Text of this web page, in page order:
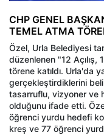
CHP GENEL
TEMEL ATMA
Özel, Urla Belediyesi
düzenlenen "12 Açılış,
törene katıldı. Urla'da
gerçekleştirdiklerini
tasarruflu, vizyoner ve
olduğunu ifade etti.
öğrenci yurdu hedefi
kreş ve 77 öğrenci